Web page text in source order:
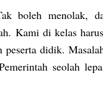
boleh menolak,
Kami di kelas
didik.
seolah